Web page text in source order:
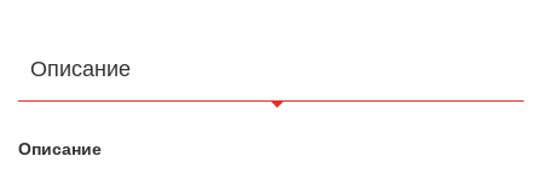
Описание
Описание